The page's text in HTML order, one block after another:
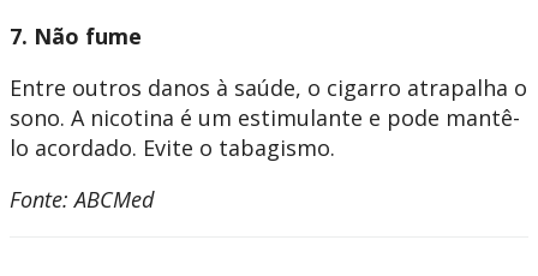
7. Não fume
Entre outros danos à saúde, o cigarro atrapalha o
sono. A nicotina é um estimulante e pode mantê-
lo acordado. Evite o tabagismo.
Fonte: ABCMed